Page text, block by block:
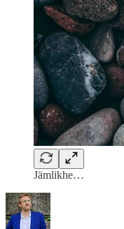
Jämlikhe…